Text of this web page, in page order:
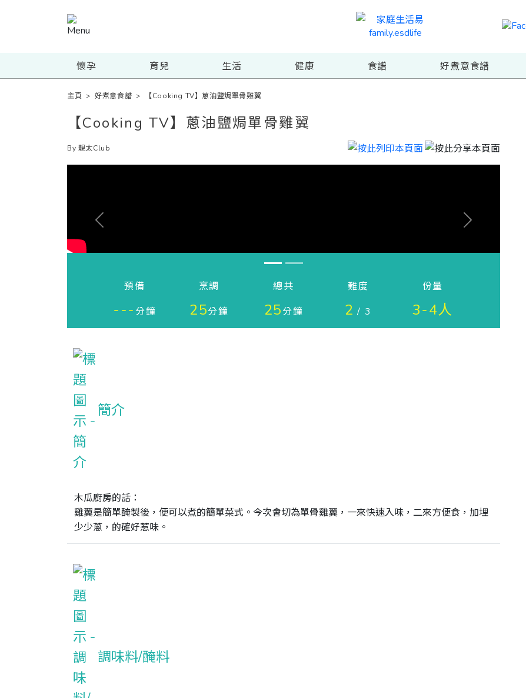
懷孕 育兒 生活 健康 食譜 好煮意食譜
主頁 >好煮意食譜 > 【Cooking TV】蔥油鹽焗單骨雞翼
【Cooking TV】蔥油鹽焗單骨雞翼
By 靚太Club
Previous Next
預備
---分鐘
烹調
25分鐘
總共
25分鐘
難度
2 / 3
份量
3-4人
簡介
木瓜廚房的話：
雞翼是簡單醃製後，便可以煮的簡單菜式。今次會切為單骨雞翼，一來快速入味，二來方便食，加埋
少少蔥，的確好惹味。
調味料/醃料